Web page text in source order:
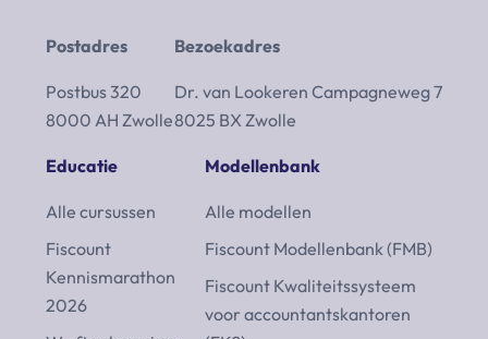
Postadres
Postbus 320
8000 AH Zwolle
Bezoekadres
Dr. van Lookeren Campagneweg 7
8025 BX Zwolle
Educatie
Alle cursussen
Fiscount
Kennismarathon
2026
Modellenbank
Alle modellen
Fiscount Modellenbank (FMB)
Fiscount Kwaliteitssysteem
voor accountantskantoren